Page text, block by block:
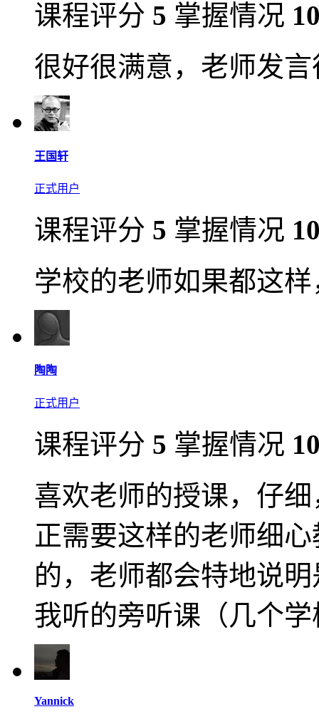
课程评分 5 掌握情况
很好很满意，老师发
王国轩
正式用户
课程评分 5 掌握情况
学校的老师如果都这
陶陶
正式用户
课程评分 5 掌握情况
喜欢老师的授课，仔
正需要这样的老师细
的，老师都会特地说
我听的旁听课（几个
Yannick